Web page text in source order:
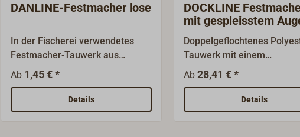
DANLINE-Festmacher lose
In der Fischerei verwendetes
Festmacher-Tauwerk aus
modifizierten und hochfesten
Polypropylen-Garnen
(POLYSTEEL).Schwimmfähig,
UV-stabilisiert, absolut
Ab 1,45 € *
Details
DOCKLINE
mit gespleisstem
Doppelgeflochtenes
Tauwerk mit einem
Mantelgeflecht von hoher
Abrieb- und UV-
Beständigkeit.Dieser
ist fertig
Ab 28,41 € *
Details